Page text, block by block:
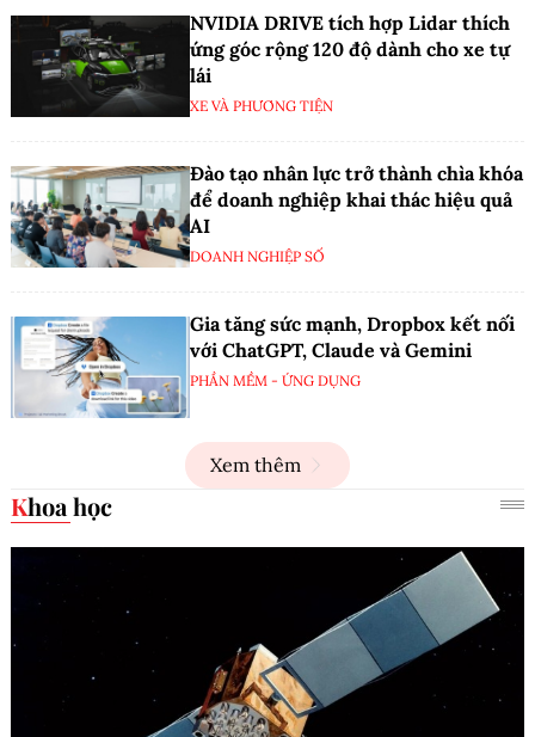
NVIDIA DRIVE tích hợp Lidar thích
ứng góc rộng 120 độ dành cho xe tự
lái
XE VÀ PHƯƠNG TIỆN
Đào tạo nhân lực trở thành chìa khóa
để doanh nghiệp khai thác hiệu quả
AI
DOANH NGHIỆP SỐ
Gia tăng sức mạnh, Dropbox kết nối
với ChatGPT, Claude và Gemini
PHẦN MỀM - ỨNG DỤNG
Xem thêm
Khoa học